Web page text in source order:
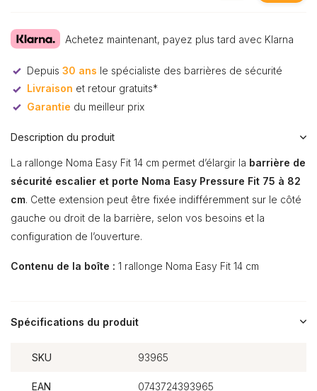
Achetez maintenant, payez plus tard avec Klarna
Depuis 30 ans le spécialiste des barrières de sécurité
Livraison et retour gratuits*
Garantie du meilleur prix
Description du produit
La rallonge Noma Easy Fit 14 cm permet d’élargir la barrière de
sécurité escalier et porte Noma Easy Pressure Fit 75 à 82
cm. Cette extension peut être fixée indifféremment sur le côté
gauche ou droit de la barrière, selon vos besoins et la
configuration de l’ouverture.
Contenu de la boîte : 1 rallonge Noma Easy Fit 14 cm
Spécifications du produit
SKU 93965
EAN 0743724393965